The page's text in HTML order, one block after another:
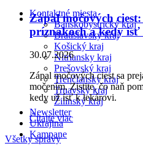
Kontaktné miesta
Banskobystrický kraj
Bratislavský kraj
Košický kraj
Nitriansky kraj
Prešovský kraj
Trenčiansky kraj
Trnavský kraj
Žilinský kraj
Newsletter
Ukrajina
Kampane
Zápal močových
príznakoch a kedy
30.07.2026
Zápal močových ciest sa
močením. Zistite, čo naň
kedy už ísť k lekárovi.
Čítajte viac
Všetky správy